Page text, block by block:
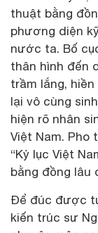
thuật bằng
phương diện
nước ta. Bố
thân hình đến
trầm lắng,
lại vô cùng
hiện rõ nhân
Việt Nam.
“Kỷ lục Việt
bằng đồng lâu
Để đúc được
kiến trúc sư